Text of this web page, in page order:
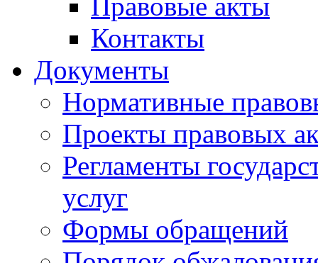
Контакты
Документы
Нормативные
Проекты правовых
Регламенты
услуг
Формы обращений